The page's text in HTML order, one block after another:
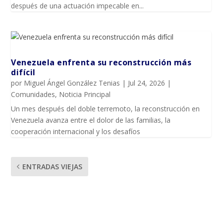
después de una actuación impecable en...
Venezuela enfrenta su reconstrucción más
difícil
por Miguel Ángel González Tenias | Jul 24, 2026 |
Comunidades, Noticia Principal
Un mes después del doble terremoto, la reconstrucción en
Venezuela avanza entre el dolor de las familias, la
cooperación internacional y los desafíos
ENTRADAS VIEJAS